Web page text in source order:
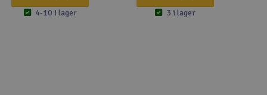
4-10 i lager 3 i lager